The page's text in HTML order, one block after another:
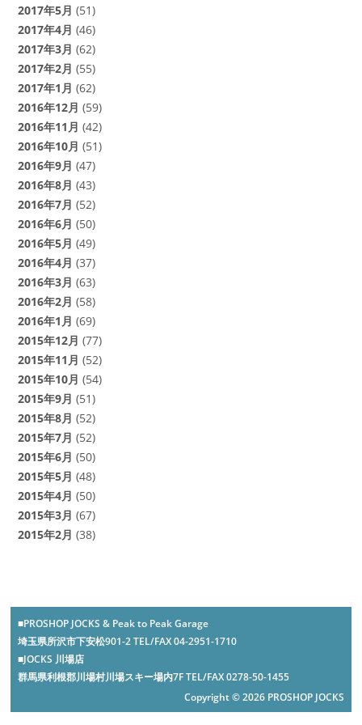
2017年5月 (51)
2017年4月 (46)
2017年3月 (62)
2017年2月 (55)
2017年1月 (62)
2016年12月 (59)
2016年11月 (42)
2016年10月 (51)
2016年9月 (47)
2016年8月 (43)
2016年7月 (52)
2016年6月 (50)
2016年5月 (49)
2016年4月 (37)
2016年3月 (63)
2016年2月 (58)
2016年1月 (69)
2015年12月 (77)
2015年11月 (52)
2015年10月 (54)
2015年9月 (51)
2015年8月 (52)
2015年7月 (52)
2015年6月 (50)
2015年5月 (48)
2015年4月 (50)
2015年3月 (67)
2015年2月 (38)
■PROSHOP JOCKS & Peak to Peak Garage
埼玉県所沢市下安松901-2 TEL/FAX 04-2951-1710
■JOCKS 川場店
群馬県利根郡川場村川場スキー場内7F TEL/FAX 0278-50-1455
Copyright © 2026 PROSHOP JOCKS